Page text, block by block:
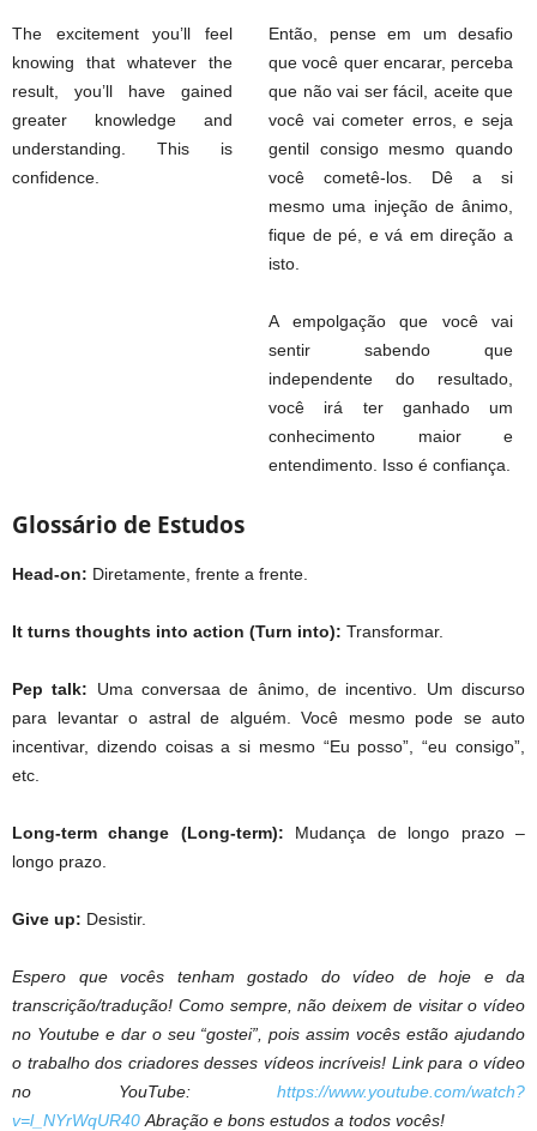
The excitement you’ll feel
knowing that whatever the
result, you’ll have gained
greater knowledge and
understanding. This is
confidence.
Então, pense em um desafio
que você quer encarar, perceba
que não vai ser fácil, aceite que
você vai cometer erros, e seja
gentil consigo mesmo quando
você cometê-los. Dê a si
mesmo uma injeção de ânimo,
fique de pé, e vá em direção a
isto.
A empolgação que você vai
sentir sabendo que
independente do resultado,
você irá ter ganhado um
conhecimento maior e
entendimento. Isso é confiança.
Glossário de Estudos
Head-on: Diretamente, frente a frente.
It turns thoughts into action (Turn into): Transformar.
Pep talk: Uma conversaa de ânimo, de incentivo. Um discurso
para levantar o astral de alguém. Você mesmo pode se auto
incentivar, dizendo coisas a si mesmo “Eu posso”, “eu consigo”,
etc.
Long-term change (Long-term): Mudança de longo prazo –
longo prazo.
Give up: Desistir.
Espero que vocês tenham gostado do vídeo de hoje e da
transcrição/tradução! Como sempre, não deixem de visitar o vídeo
no Youtube e dar o seu “gostei”, pois assim vocês estão ajudando
o trabalho dos criadores desses vídeos incríveis! Link para o vídeo
no YouTube: https://www.youtube.com/watch?
v=l_NYrWqUR40 Abração e bons estudos a todos vocês!